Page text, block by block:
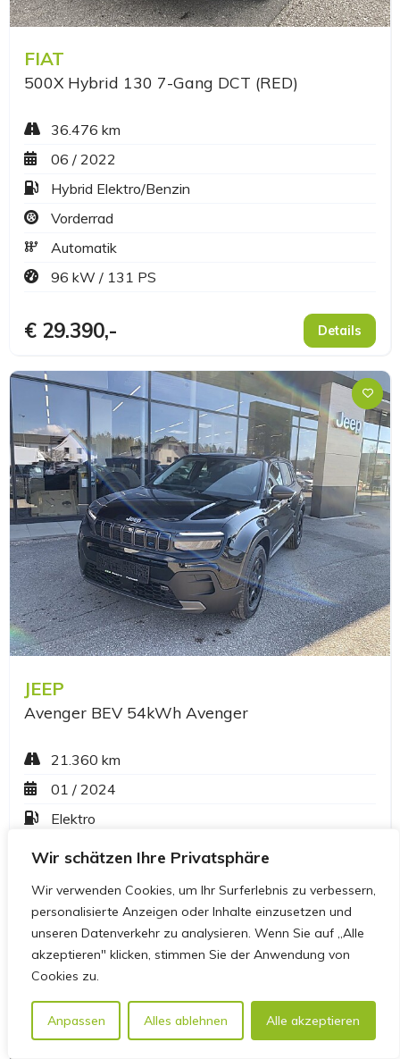
Wir schätzen Ihre Privatsphäre
Wir verwenden Cookies, um Ihr Surferlebnis zu verbessern,
personalisierte Anzeigen oder Inhalte einzusetzen und
unseren Datenverkehr zu analysieren. Wenn Sie auf „Alle
akzeptieren" klicken, stimmen Sie der Anwendung von
Cookies zu.
Anpassen Alles ablehnen Alle akzeptieren